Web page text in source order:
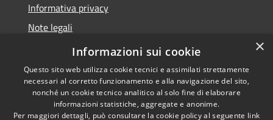
Informativa privacy
Note legali
Dichiarazione di accessibilità
Copyright © 2026 • Comune di
×
Informazioni sui cookie
Questo sito web utilizza cookie tecnici e assimilati strettamente
necessari al corretto funzionamento e alla navigazione del sito,
nonché un cookie tecnico analitico al solo fine di elaborare
informazioni statistiche, aggregate e anonime.
Per maggiori dettagli, può consultare la cookie policy al seguente link